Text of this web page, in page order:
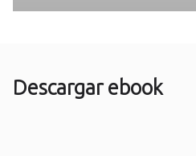
Descargar ebook